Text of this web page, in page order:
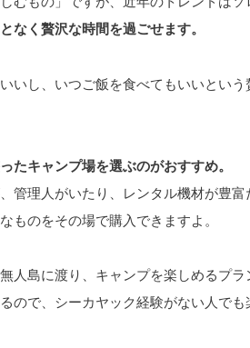
なく贅沢な時間を過ごせます。
いし、いつご飯を食べてもいいとい
たキャンプ場を選ぶのがおすすめ。
管理人がいたり、レンタル機材が豊
ものをその場で購入できますよ。
人島に渡り、キャンプを楽しめるプラ
ので、シーカヤック経験がない人でも